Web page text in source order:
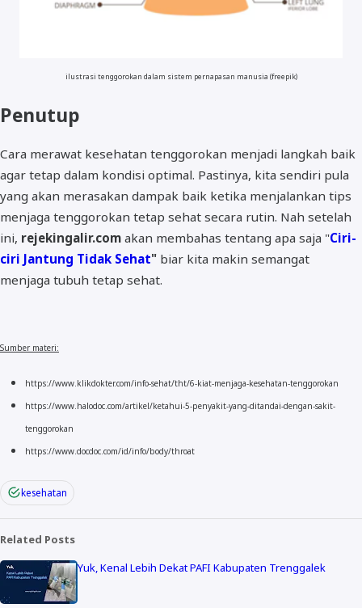
ilustrasi tenggorokan dalam sistem pernapasan manusia (freepik)
Penutup
Cara merawat kesehatan tenggorokan menjadi langkah baik
agar tetap dalam kondisi optimal. Pastinya, kita sendiri pula
yang akan merasakan dampak baik ketika menjalankan tips
menjaga tenggorokan tetap sehat secara rutin. Nah setelah
ini, rejekingalir.com akan membahas tentang apa saja "Ciri-
ciri Jantung Tidak Sehat" biar kita makin semangat
menjaga tubuh tetap sehat.
Sumber materi:
https://www.klikdokter.com/info-sehat/tht/6-kiat-menjaga-kesehatan-tenggorokan
https://www.halodoc.com/artikel/ketahui-5-penyakit-yang-ditandai-dengan-sakit-
tenggorokan
https://www.docdoc.com/id/info/body/throat
kesehatan
Related Posts
Yuk, Kenal Lebih Dekat PAFI Kabupaten Trenggalek